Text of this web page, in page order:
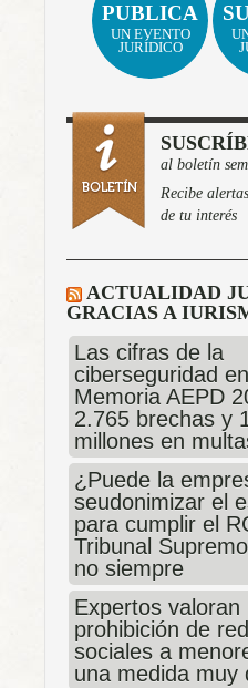
PUBLICA
UN EVENTO
JURÍDICO
al boletín
Recibe
de tu interés
ACTUALIDAD
GRACIAS A
Las cifras de la
ciberseguridad
Memoria AEPD
2.765 brechas y
millones en
¿Puede la
seudonimizar el
para cumplir el
Tribunal
no siempre
Expertos valoran
prohibición de
sociales a
una medida muy